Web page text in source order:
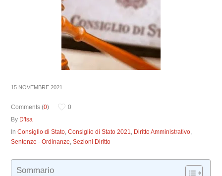
15 NOVEMBRE 2021
Comments (0)
0
By D'Isa
InConsiglio di Stato,Consiglio di Stato 2021, Diritto Amministrativo,
Sentenze - Ordinanze,Sezioni Diritto
Sommario